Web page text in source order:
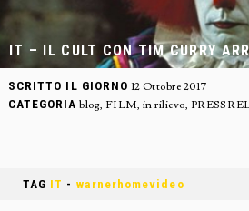
IT – IL CULT CON TIM CURRY
SCRITTO IL GIORNO 12 Ottobre 2017
CATEGORIA blog, FILM, in rilievo, PRESS
TAG IT - warnerhomevideo